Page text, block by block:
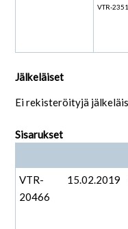
VTR-
Jälkeläiset
Ei rekisteröityjä
Sisarukset
VTR-
20466
15.02.2019